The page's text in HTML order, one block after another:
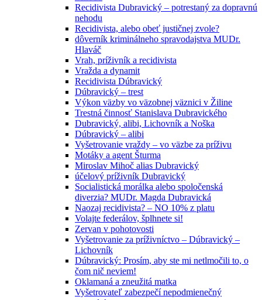
Recidivista Dubravický – potrestaný za dopravnú
nehodu
Recidivista, alebo obeť justičnej zvole?
dôverník kriminálneho spravodajstva MUDr.
Hlaváč
Vrah, príživník a recidivista
Vražda a dynamit
Recidivista Dúbravický
Dúbravický – trest
Výkon väzby vo väzobnej väznici v Žiline
Trestná činnosť Stanislava Dubravického
Dubravický, alibi, Lichovník a Noška
Dúbravický – alibi
Vyšetrovanie vraždy – vo väzbe za príživu
Motáky a agent Šturma
Miroslav Mihoč alias Dubravický
účelový príživník Dubravický
Socialistická morálka alebo spoločenská
diverzia? MUDr. Magda Dubravická
Naozaj recidivista? – NO 10% z platu
Volajte federálov, šplhnete si!
Zervan v pohotovosti
Vyšetrovanie za príživníctvo – Dúbravický –
Lichovník
Dúbravický: Prosím, aby ste mi netlmočili to, o
čom nič neviem!
Oklamaná a zneužitá matka
Vyšetrovateľ zabezpečí nepodmienečný